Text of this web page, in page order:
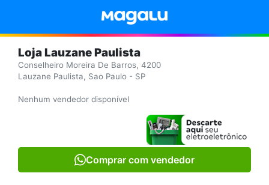
Loja Lauzane Paulista
Conselheiro Moreira De Barros, 4200
Lauzane Paulista, Sao Paulo - SP
Nenhum vendedor disponível
Comprar com vendedor